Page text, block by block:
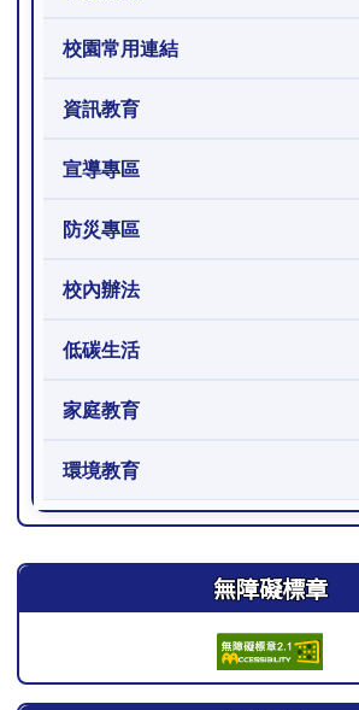
校園常用連結
資訊教育
宣導專區
防災專區
校內辦法
低碳生活
家庭教育
環境教育
右邊區域內容 無障礙標章